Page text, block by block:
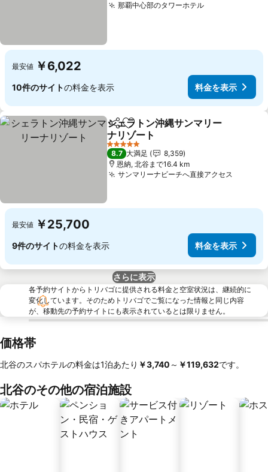
那覇中心部のタワーホテル料金を表示
最安値 ￥6,022
10件のサイトの料金を表示 料金を表示
シェアお気に入りに追加
シェラトン沖縄サンマリー
ナリゾート
料金を表示
5 ホテルのランク
8.7 大満足
8,359
恩納, 北谷まで16.4 km
サンマリーナビーチへ直接アクセス
最安値 ￥25,700
9件のサイトの料金を表示 料金を表示
さらに表示
各予約サイトからトリバゴに提供される料金と空室状況は、継続的に
変化しています。そのためトリバゴでご覧になった情報と同じ内容
が、移動先の予約サイトにも表示されているとは限りません。
価格帯
北谷のスパホテルの料金は1泊あたり ‎￥3,740 ～ ‎￥119,632です。
北谷のその他の宿泊施設